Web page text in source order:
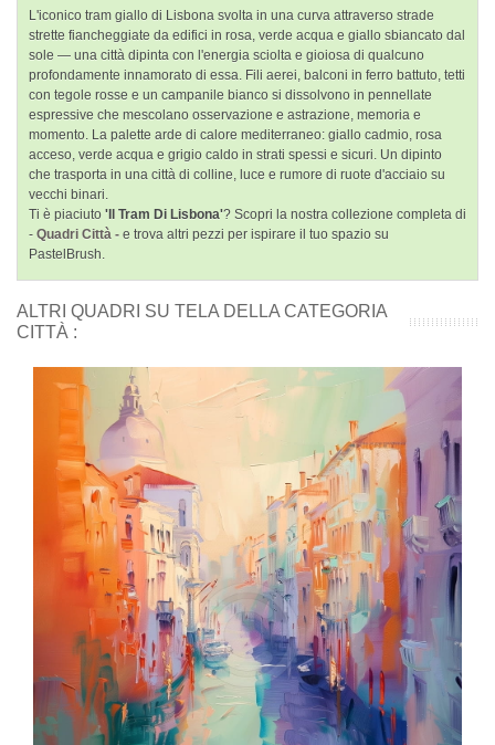
L'iconico tram giallo di Lisbona svolta in una curva attraverso strade
strette fiancheggiate da edifici in rosa, verde acqua e giallo sbiancato dal
sole — una città dipinta con l'energia sciolta e gioiosa di qualcuno
profondamente innamorato di essa. Fili aerei, balconi in ferro battuto, tetti
con tegole rosse e un campanile bianco si dissolvono in pennellate
espressive che mescolano osservazione e astrazione, memoria e
momento. La palette arde di calore mediterraneo: giallo cadmio, rosa
acceso, verde acqua e grigio caldo in strati spessi e sicuri. Un dipinto
che trasporta in una città di colline, luce e rumore di ruote d'acciaio su
vecchi binari.
Ti è piaciuto 'Il Tram Di Lisbona'? Scopri la nostra collezione completa di
- Quadri Città - e trova altri pezzi per ispirare il tuo spazio su
PastelBrush.
ALTRI QUADRI SU TELA DELLA CATEGORIA
CITTÀ :